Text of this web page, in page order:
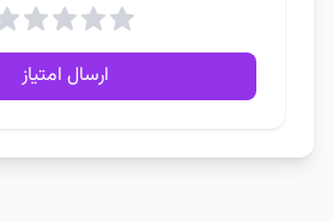
ارسال امتیاز